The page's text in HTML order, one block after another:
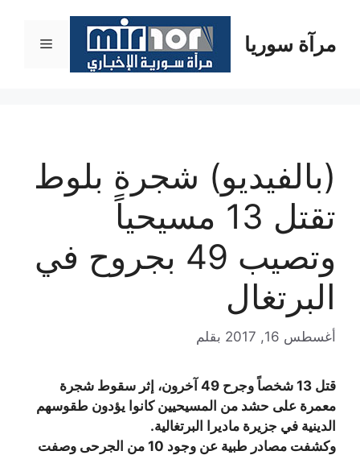
المحتوىمرآة سوريا القائمة
(بالفيديو) شجرة بلوط
تقتل 13 مسيحياً
وتصيب 49 بجروح في
البرتغال
أغسطس 16, 2017 بقلم
قتل 13 شخصاً وجرح 49 آخرون، إثر سقوط شجرة
معمرة على حشد من المسيحيين كانوا يؤدون طقوسهم
الدينية في جزيرة ماديرا البرتغالية.
وكشفت مصادر طبية عن وجود 10 من الجرحى وصفت